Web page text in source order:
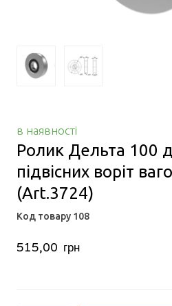
в наявності
Ролик Дельта 100
підвісних воріт
(Art.3724)
Код товару 108
515,00  грн